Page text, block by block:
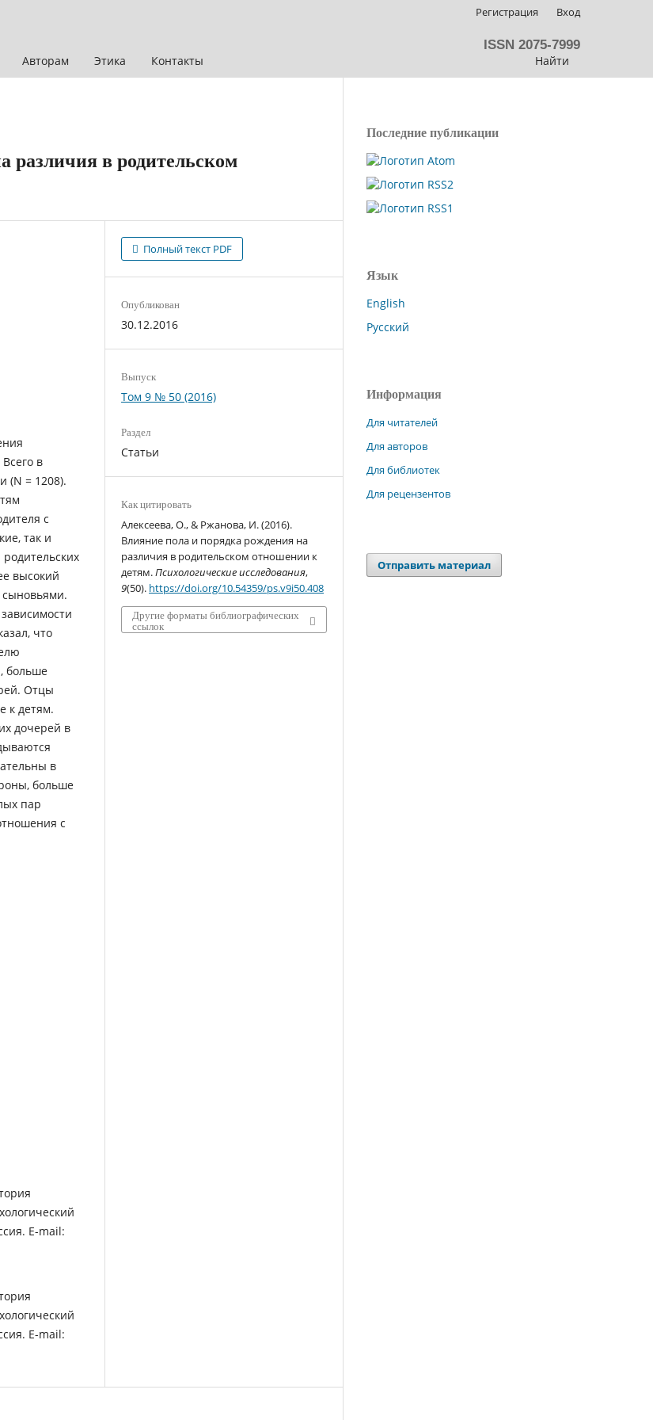
Авторам Этика Контакты Найти
Регистрация Вход
ISSN 2075-7999
различия в родительском
в
(N = 1208).
с
так и
высокий
что
больше
Отцы
к детям.
дочерей в
в
больше
пар
с
E-mail:
E-mail:
Полный текст PDF
Опубликован
30.12.2016
Выпуск
Том 9 № 50 (2016)
Раздел
Статьи
Как цитировать
Алексеева, О., & Ржанова, И. (2016).
Влияние пола и порядка рождения на
различия в родительском отношении к
детям.Психологические исследования,
9(50). https://doi.org/10.54359/ps.v9i50.408
Другие форматы библиографических
ссылок
Последние публикации
Язык
English
Русский
Информация
Для читателей
Для авторов
Для библиотек
Для рецензентов
Отправить материал